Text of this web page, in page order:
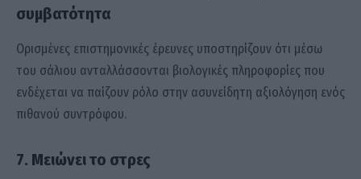
συμβατότητα
Ορισμένες επιστημονικές έρευνες υποστηρίζουν ότι μέσω
του σάλιου ανταλλάσσονται βιολογικές πληροφορίες που
ενδέχεται να παίζουν ρόλο στην ασυνείδητη αξιολόγηση ενός
πιθανού συντρόφου.
7. Μειώνει το στρες